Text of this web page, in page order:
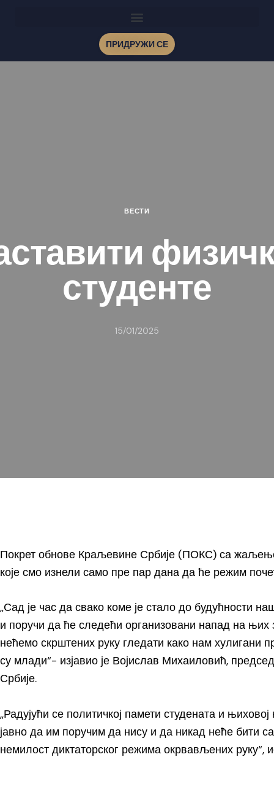
ПРИДРУЖИ СЕ
ВЕСТИ
студенте
15/01/2025
Покрет обнове Краљевине Србије (ПОКС) са
које смо изнели само пре пар дана да ће режим
„Сад је час да свако коме је стало до будућности
и поручи да ће следећи организовани напад на њих
нећемо скрштених руку гледати како нам хулигани
су млади“- изјавио је Војислав Михаиловић,
Србије.
„Радујући се политичкој памети студената и
јавно да им поручим да нису и да никад неће бити
немилост диктаторског режима окрвављених руку“,